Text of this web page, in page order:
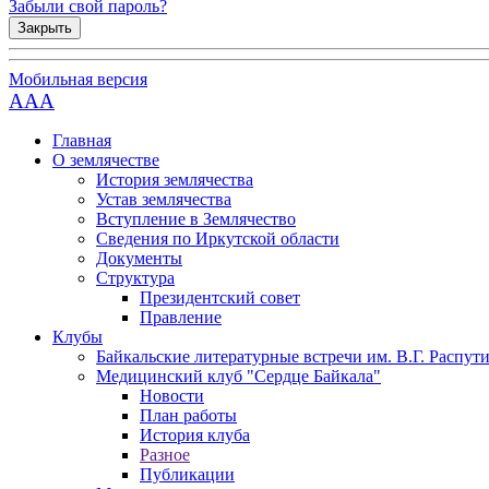
Забыли свой пароль?
Закрыть
Мобильная версия
AAA
Главная
О землячестве
История землячества
Устав землячества
Вступление в Землячество
Сведения по Иркутской области
Документы
Структура
Президентский совет
Правление
Клубы
Байкальские литературные встречи им. В.Г.
Медицинский клуб "Сердце Байкала"
Новости
План работы
История клуба
Разное
Публикации